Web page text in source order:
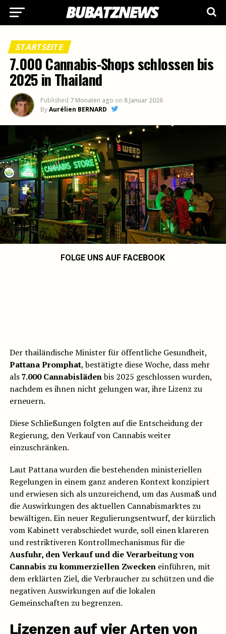
STARTSEITE
7.000 Cannabis-Shops schlossen bis
2025 in Thailand
Published 7 Monaten ago on 8 Januar 2026
ByAurélien BERNARD
FOLGE UNS AUF FACEBOOK
Der thailändische Minister für öffentliche Gesundheit,
Pattana Promphat, bestätigte diese Woche, dass mehr
als7.000 Cannabislädenbis 2025 geschlossen wurden,
nachdem es ihnen nicht gelungen war, ihre Lizenz zu
erneuern.
Diese Schließungen folgten auf die Entscheidung der
Regierung, den Verkauf von Cannabis weiter
einzuschränken.
Laut Pattana wurden die bestehenden ministeriellen
Regelungen in einem ganz anderen Kontext konzipiert
und erwiesen sich als unzureichend, um das Ausmaß und
die Auswirkungen des aktuellen Cannabismarktes zu
bewältigen. Ein neuer Regulierungsentwurf, der kürzlich
vom Kabinett verabschiedet wurde, soll einen klareren
und restriktiveren Kontrollmechanismus für die
Ausfuhr, den Verkauf und die Verarbeitung von
Cannabis zu kommerziellen Zweckeneinführen, mit
dem erklärten Ziel, die Verbraucher zu schützen und die
negativen Auswirkungen auf die lokalen
Gemeinschaften zu begrenzen.
Lizenzen auf vier Arten von